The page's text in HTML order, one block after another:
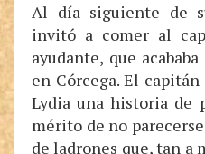
Al día siguiente de
invitó a comer al
ayudante, que
en Córcega. El
Lydia una historia de
mérito de no
de ladrones que, tan a